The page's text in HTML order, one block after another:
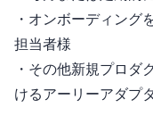
・オンボーディング
担当者様
・その他 新規プロ
けるアーリーアダプ